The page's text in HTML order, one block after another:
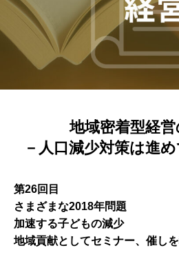
地域密着型経
－人口減少対策は進
第26回目
さまざまな2018年問題
加速する子どもの減少
地域貢献としてセミナー、催し